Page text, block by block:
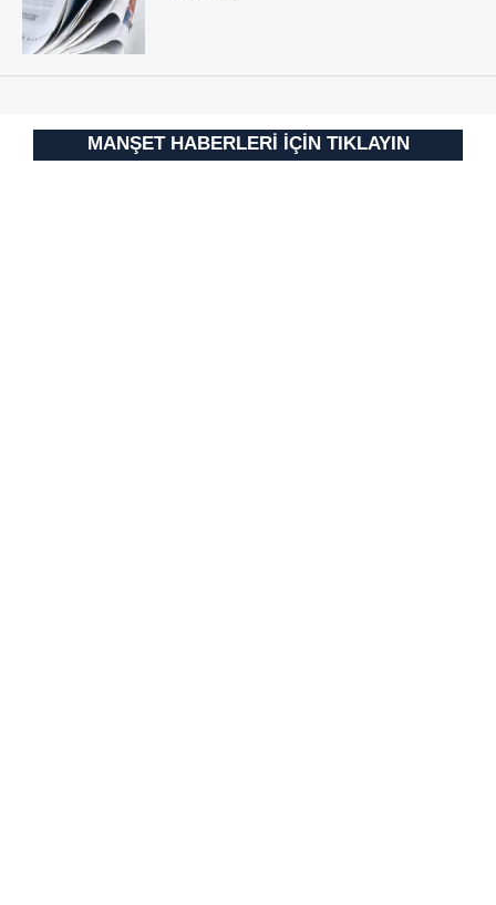
MANŞET HABERLERİ İÇİN TIKLAYIN